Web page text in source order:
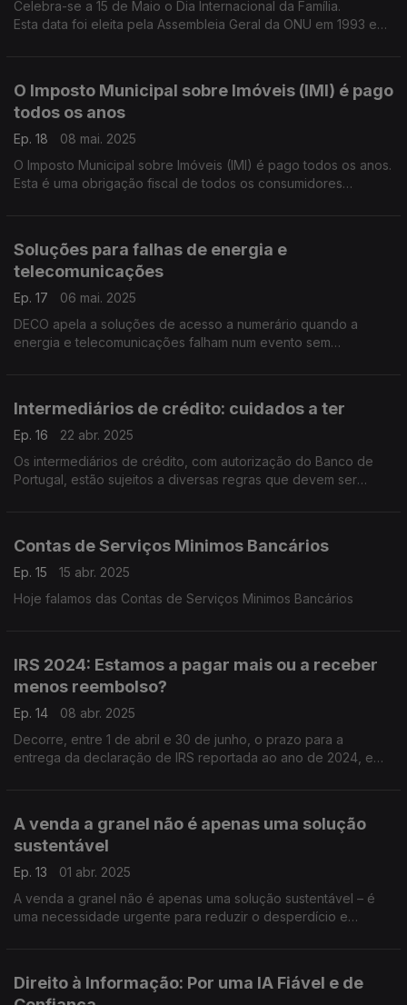
Celebra-se a 15 de Maio o Dia Internacional da Família.
Esta data foi eleita pela Assembleia Geral da ONU em 1993 e
O Imposto Municipal sobre Imóveis (IMI) é pago
todos os anos
Ep. 18
08 mai. 2025
O Imposto Municipal sobre Imóveis (IMI) é pago todos os anos.
Esta é uma obrigação fiscal de todos os consumidores
Soluções para falhas de energia e
telecomunicações
Ep. 17
06 mai. 2025
DECO apela a soluções de acesso a numerário quando a
energia e telecomunicações falham num evento sem
Intermediários de crédito: cuidados a ter
Ep. 16
22 abr. 2025
Os intermediários de crédito, com autorização do Banco de
Portugal, estão sujeitos a diversas regras que devem ser
Contas de Serviços Minimos Bancários
Ep. 15
15 abr. 2025
Hoje falamos das Contas de Serviços Minimos Bancários
IRS 2024: Estamos a pagar mais ou a receber
menos reembolso?
Ep. 14
08 abr. 2025
Decorre, entre 1 de abril e 30 de junho, o prazo para a
entrega da declaração de IRS reportada ao ano de 2024, e
A venda a granel não é apenas uma solução
sustentável
Ep. 13
01 abr. 2025
A venda a granel não é apenas uma solução sustentável – é
uma necessidade urgente para reduzir o desperdício e
Direito à Informação: Por uma IA Fiável e de